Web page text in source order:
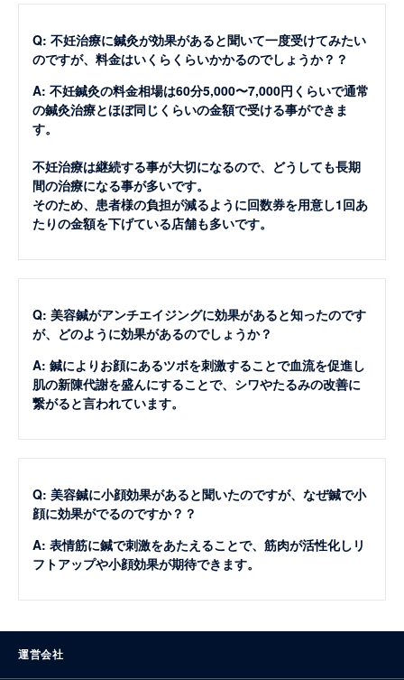
Q: 不妊治療に鍼灸が効果があると聞いて一度受けてみたい
のですが、料金はいくらくらいかかるのでしょうか？？
A: 不妊鍼灸の料金相場は60分5,000〜7,000円くらいで通常
の鍼灸治療とほぼ同じくらいの金額で受ける事ができま
す。
不妊治療は継続する事が大切になるので、どうしても長期
間の治療になる事が多いです。
そのため、患者様の負担が減るように回数券を用意し1回あ
たりの金額を下げている店舗も多いです。
Q: 美容鍼がアンチエイジングに効果があると知ったのです
が、どのように効果があるのでしょうか？
A: 鍼によりお顔にあるツボを刺激することで血流を促進し
肌の新陳代謝を盛んにすることで、シワやたるみの改善に
繋がると言われています。
Q: 美容鍼に小顔効果があると聞いたのですが、なぜ鍼で小
顔に効果がでるのですか？？
A: 表情筋に鍼で刺激をあたえることで、筋肉が活性化しリ
フトアップや小顔効果が期待できます。
運営会社